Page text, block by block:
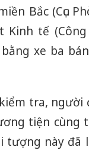
Bắc (Cục
Kinh tế
xe ba
tra, người
tiện cùng
này đã